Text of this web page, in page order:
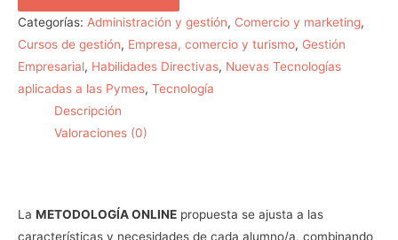
Categorías: Administración y gestión, Comercio y marketing,
Cursos de gestión, Empresa, comercio y turismo, Gestión
Empresarial, Habilidades Directivas, Nuevas Tecnologías
aplicadas a las Pymes, Tecnología
Descripción
Valoraciones (0)
La METODOLOGÍA ONLINE propuesta se ajusta a las
características y necesidades de cada alumno/a, combinando